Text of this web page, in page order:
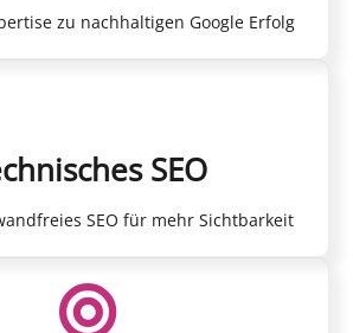
zu nachhaltigen Google Erfolg
SEO
SEO für mehr Sichtbarkeit